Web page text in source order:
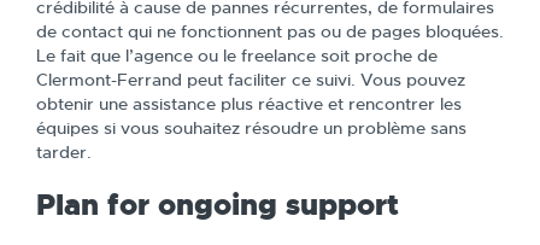
crédibilité à cause de pannes récurrentes, de formulaires
de contact qui ne fonctionnent pas ou de pages bloquées.
Le fait que l’agence ou le freelance soit proche de
Clermont-Ferrand peut faciliter ce suivi. Vous pouvez
obtenir une assistance plus réactive et rencontrer les
équipes si vous souhaitez résoudre un problème sans
tarder.
Plan for ongoing support